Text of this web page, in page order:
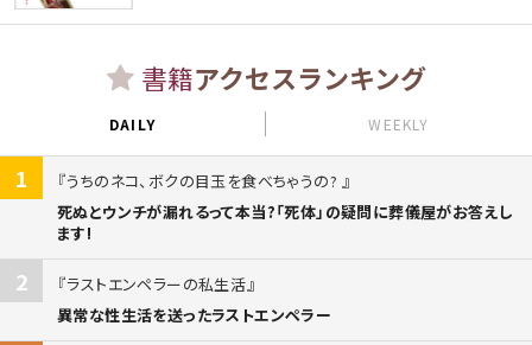
書籍アクセスランキング
DAILY WEEKLY
1
うちのネコ、ボクの目玉を食べちゃうの?
死ぬとウンチが漏れるって本当?「死体」の疑問に葬儀屋がお答えし
ます!
2
ラストエンペラーの私生活
異常な性生活を送ったラストエンペラー